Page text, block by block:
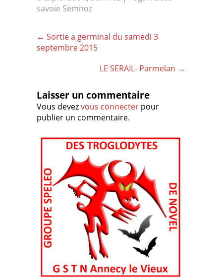
savoie Semnoz
Post
navigation
← Sortie a germinal du samedi 3
septembre 2015
LE SERAIL- Parmelan →
Laisser un commentaire
Vous devezvous connecter pour
publier un commentaire.